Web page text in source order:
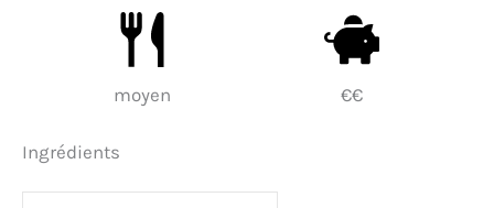
moyen €€
Ingrédients